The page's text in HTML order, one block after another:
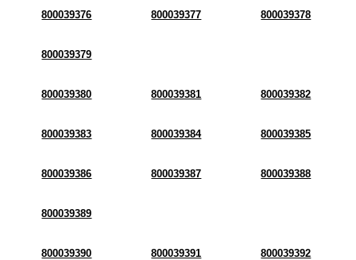
800039376 800039377 800039378
800039379
800039380 800039381 800039382
800039383 800039384 800039385
800039386 800039387 800039388
800039389
800039390 800039391 800039392